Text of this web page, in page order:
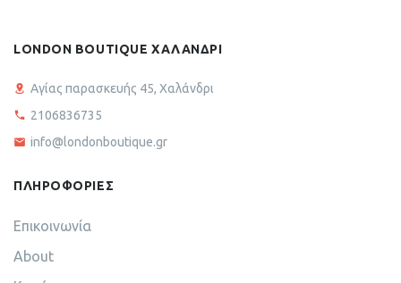
LONDON BOUTIQUE ΧΑΛΑΝΔΡΙ
Αγίας παρασκευής 45, Χαλάνδρι
2106836735
info@londonboutique.gr
ΠΛΗΡΟΦΟΡΙΕΣ
Επικοινωνία
About